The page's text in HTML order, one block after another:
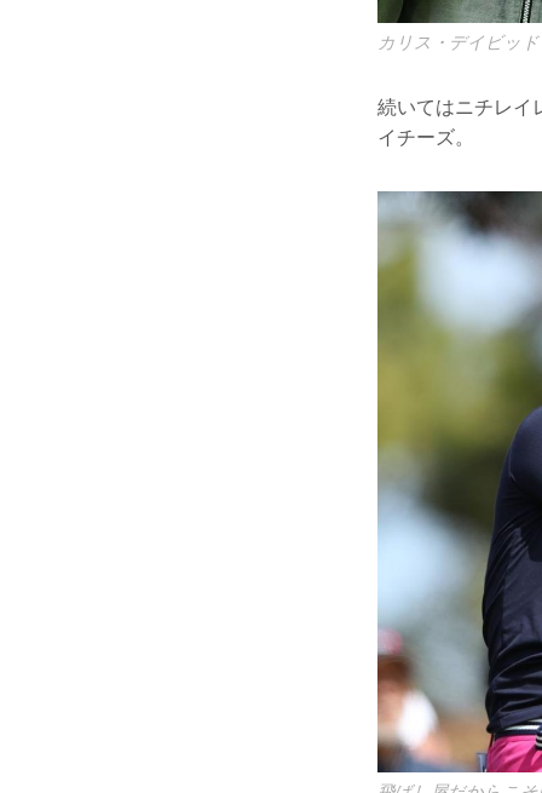
カリス・デイビッ
続いてはニチレイ
イチーズ。